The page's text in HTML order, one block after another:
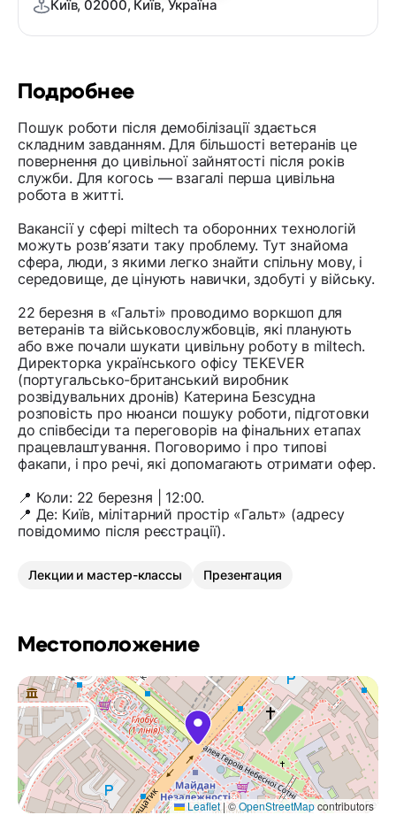
Подробнее
Пошук роботи після демобілізації здається
складним завданням. Для більшості ветеранів це
повернення до цивільної зайнятості після років
служби. Для когось — взагалі перша цивільна
робота в житті.
Вакансії у сфері miltech та оборонних технологій
можуть розвʼязати таку проблему. Тут знайома
сфера, люди, з якими легко знайти спільну мову, і
середовище, де цінують навички, здобуті у війську.
22 березня в «Гальті» проводимо воркшоп для
ветеранів та військовослужбовців, які планують
або вже почали шукати цивільну роботу в miltech.
Директорка українського офісу TEKEVER
(португальсько-британський виробник
розвідувальних дронів) Катерина Безсудна
розповість про нюанси пошуку роботи, підготовки
до співбесіди та переговорів на фінальних етапах
працевлаштування. Поговоримо і про типові
факапи, і про речі, які допомагають отримати офер.
📍 Коли: 22 березня | 12:00.
📍 Де: Київ, мілітарний простір «Гальт» (адресу
повідомимо після реєстрації).
Лекции и мастер-классы Презентация
Местоположение
Leaflet|©OpenStreetMapcontributors
Київ, 02000, Київ, Україна